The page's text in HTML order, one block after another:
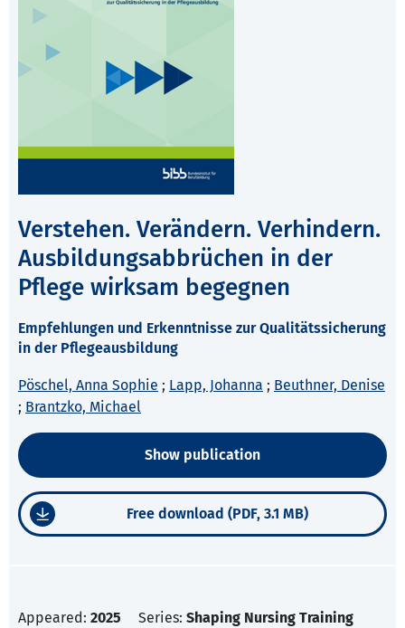
Verstehen. Verändern. Verhindern.
Ausbildungsabbrüchen in der
Pflege wirksam begegnen
Empfehlungen und Erkenntnisse zur Qualitätssicherung
in der Pflegeausbildung
Pöschel, Anna Sophie ; Lapp, Johanna ; Beuthner, Denise
; Brantzko, Michael
Show publication
Free download (PDF, 3.1 MB)
Appeared: 2025 Series: Shaping Nursing Training